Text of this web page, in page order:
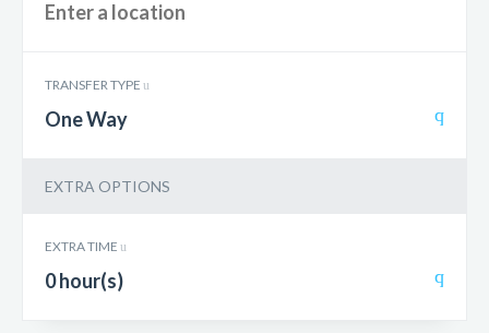
TRANSFER TYPE
One Way
EXTRA OPTIONS
EXTRA TIME
0 hour(s)